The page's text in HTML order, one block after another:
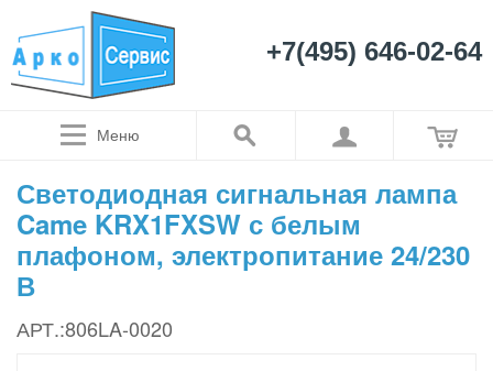
+7(495) 646-02-64
Меню
Светодиодная сигнальная лампа
Came KRX1FXSW с белым
плафоном, электропитание 24/230
В
АРТ.:806LA-0020